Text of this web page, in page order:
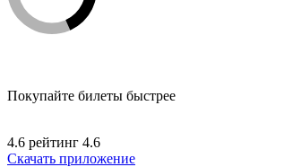
Покупайте билеты быстрее
4.6 рейтинг 4.6
Скачать приложение